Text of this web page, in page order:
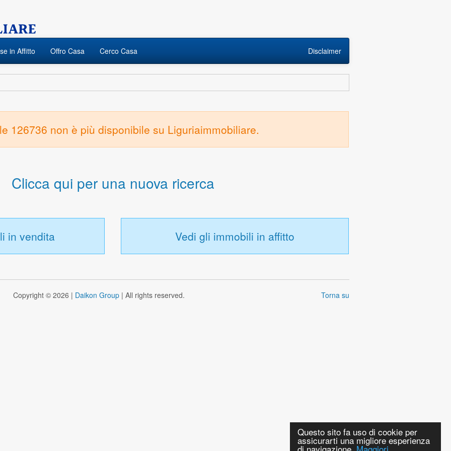
Questo sito fa uso di cookie per
assicurarti una migliore esperienza
in Affitto Offro Casa Cerco Casa Disclaimer
126736 non è più disponibile su Liguriaimmobiliare.
Clicca qui per una nuova ricerca
in vendita Vedi gli immobili in affitto
Torna su
Copyright © 2026 | Daikon Group| All rights reserved.